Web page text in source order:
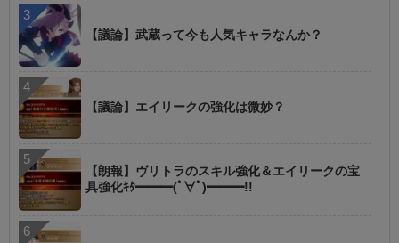
【議論】武蔵って今も人気キャラなんか？
【議論】エイリークの強化は微妙？
【朗報】ヴリトラのスキル強化＆エイリークの宝
具強化ｷﾀ━━━(ﾟ∀ﾟ)━━━!!